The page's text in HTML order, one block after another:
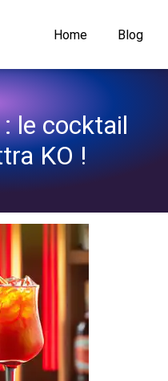
Home Blog
le cocktail
KO !
qui te mettra KO !